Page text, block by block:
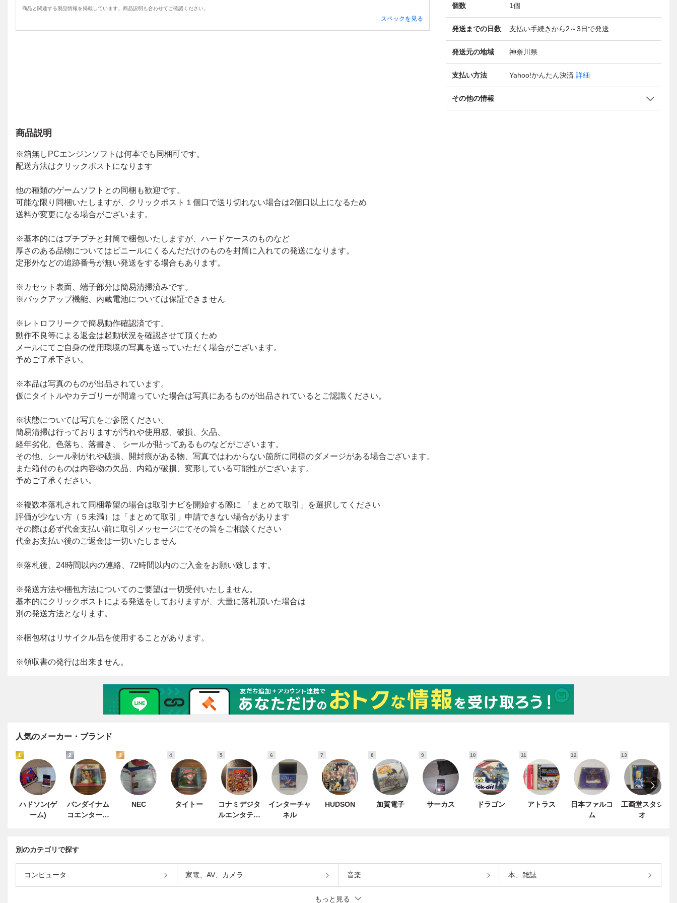
商品と関連する製品情報を掲載しています。商品説明も合わせてご確認ください。
スペックを見る
個数 1個
発送までの日数 支払い手続きから2～3日で発送
発送元の地域 神奈川県
支払い方法 Yahoo!かんたん決済 詳細
その他の情報
商品説明
人気のメーカー・ブランド
1
ハドソン(ゲ
ーム)
2
バンダイナム
コエンターテ
3
NEC
4
タイトー
5
コナミデジタ
ルエンタテイ
6
インターチャ
ネル
7
HUDSON
8
加賀電子
9
サーカス
10
ドラゴン
11
アトラス
12
日本ファルコ
ム
13
工画堂スタジ
オ
別のカテゴリで探す
コンピュータ 家電、AV、カメラ 音楽 本、雑誌
もっと見る